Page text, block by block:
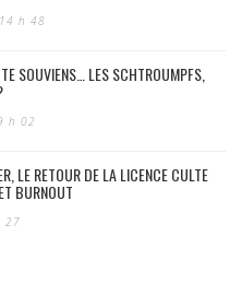
h 48
SOUVIENS… LES SCHTROUMPFS,
h 02
LE RETOUR DE LA LICENCE CULTE
BURNOUT
27